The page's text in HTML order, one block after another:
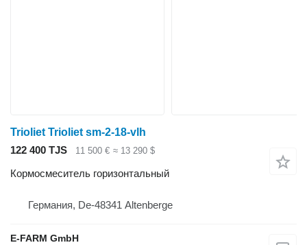
Trioliet Trioliet sm-2-18-vlh
122 400 TJS
11 500 € ≈ 13 290 $
Кормосмеситель горизонтальный
Германия, De-48341 Altenberge
E-FARM GmbH